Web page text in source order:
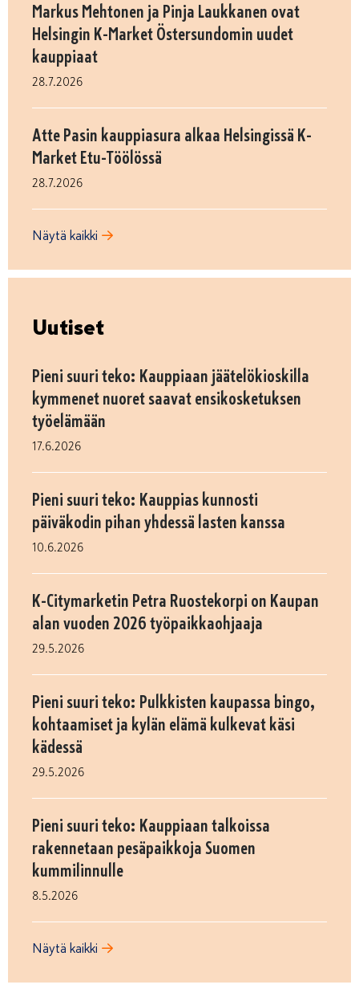
Markus Mehtonen ja Pinja Laukkanen ovat
Helsingin K-Market Östersundomin uudet
kauppiaat
28.7.2026
Atte Pasin kauppiasura alkaa Helsingissä K-
Market Etu-Töölössä
28.7.2026
Näytä kaikki
Uutiset
Pieni suuri teko: Kauppiaan jäätelökioskilla
kymmenet nuoret saavat ensikosketuksen
työelämään
17.6.2026
Pieni suuri teko: Kauppias kunnosti
päiväkodin pihan yhdessä lasten kanssa
10.6.2026
K-Citymarketin Petra Ruostekorpi on Kaupan
alan vuoden 2026 työpaikkaohjaaja
29.5.2026
Pieni suuri teko: Pulkkisten kaupassa bingo,
kohtaamiset ja kylän elämä kulkevat käsi
kädessä
29.5.2026
Pieni suuri teko: Kauppiaan talkoissa
rakennetaan pesäpaikkoja Suomen
kummilinnulle
8.5.2026
Näytä kaikki